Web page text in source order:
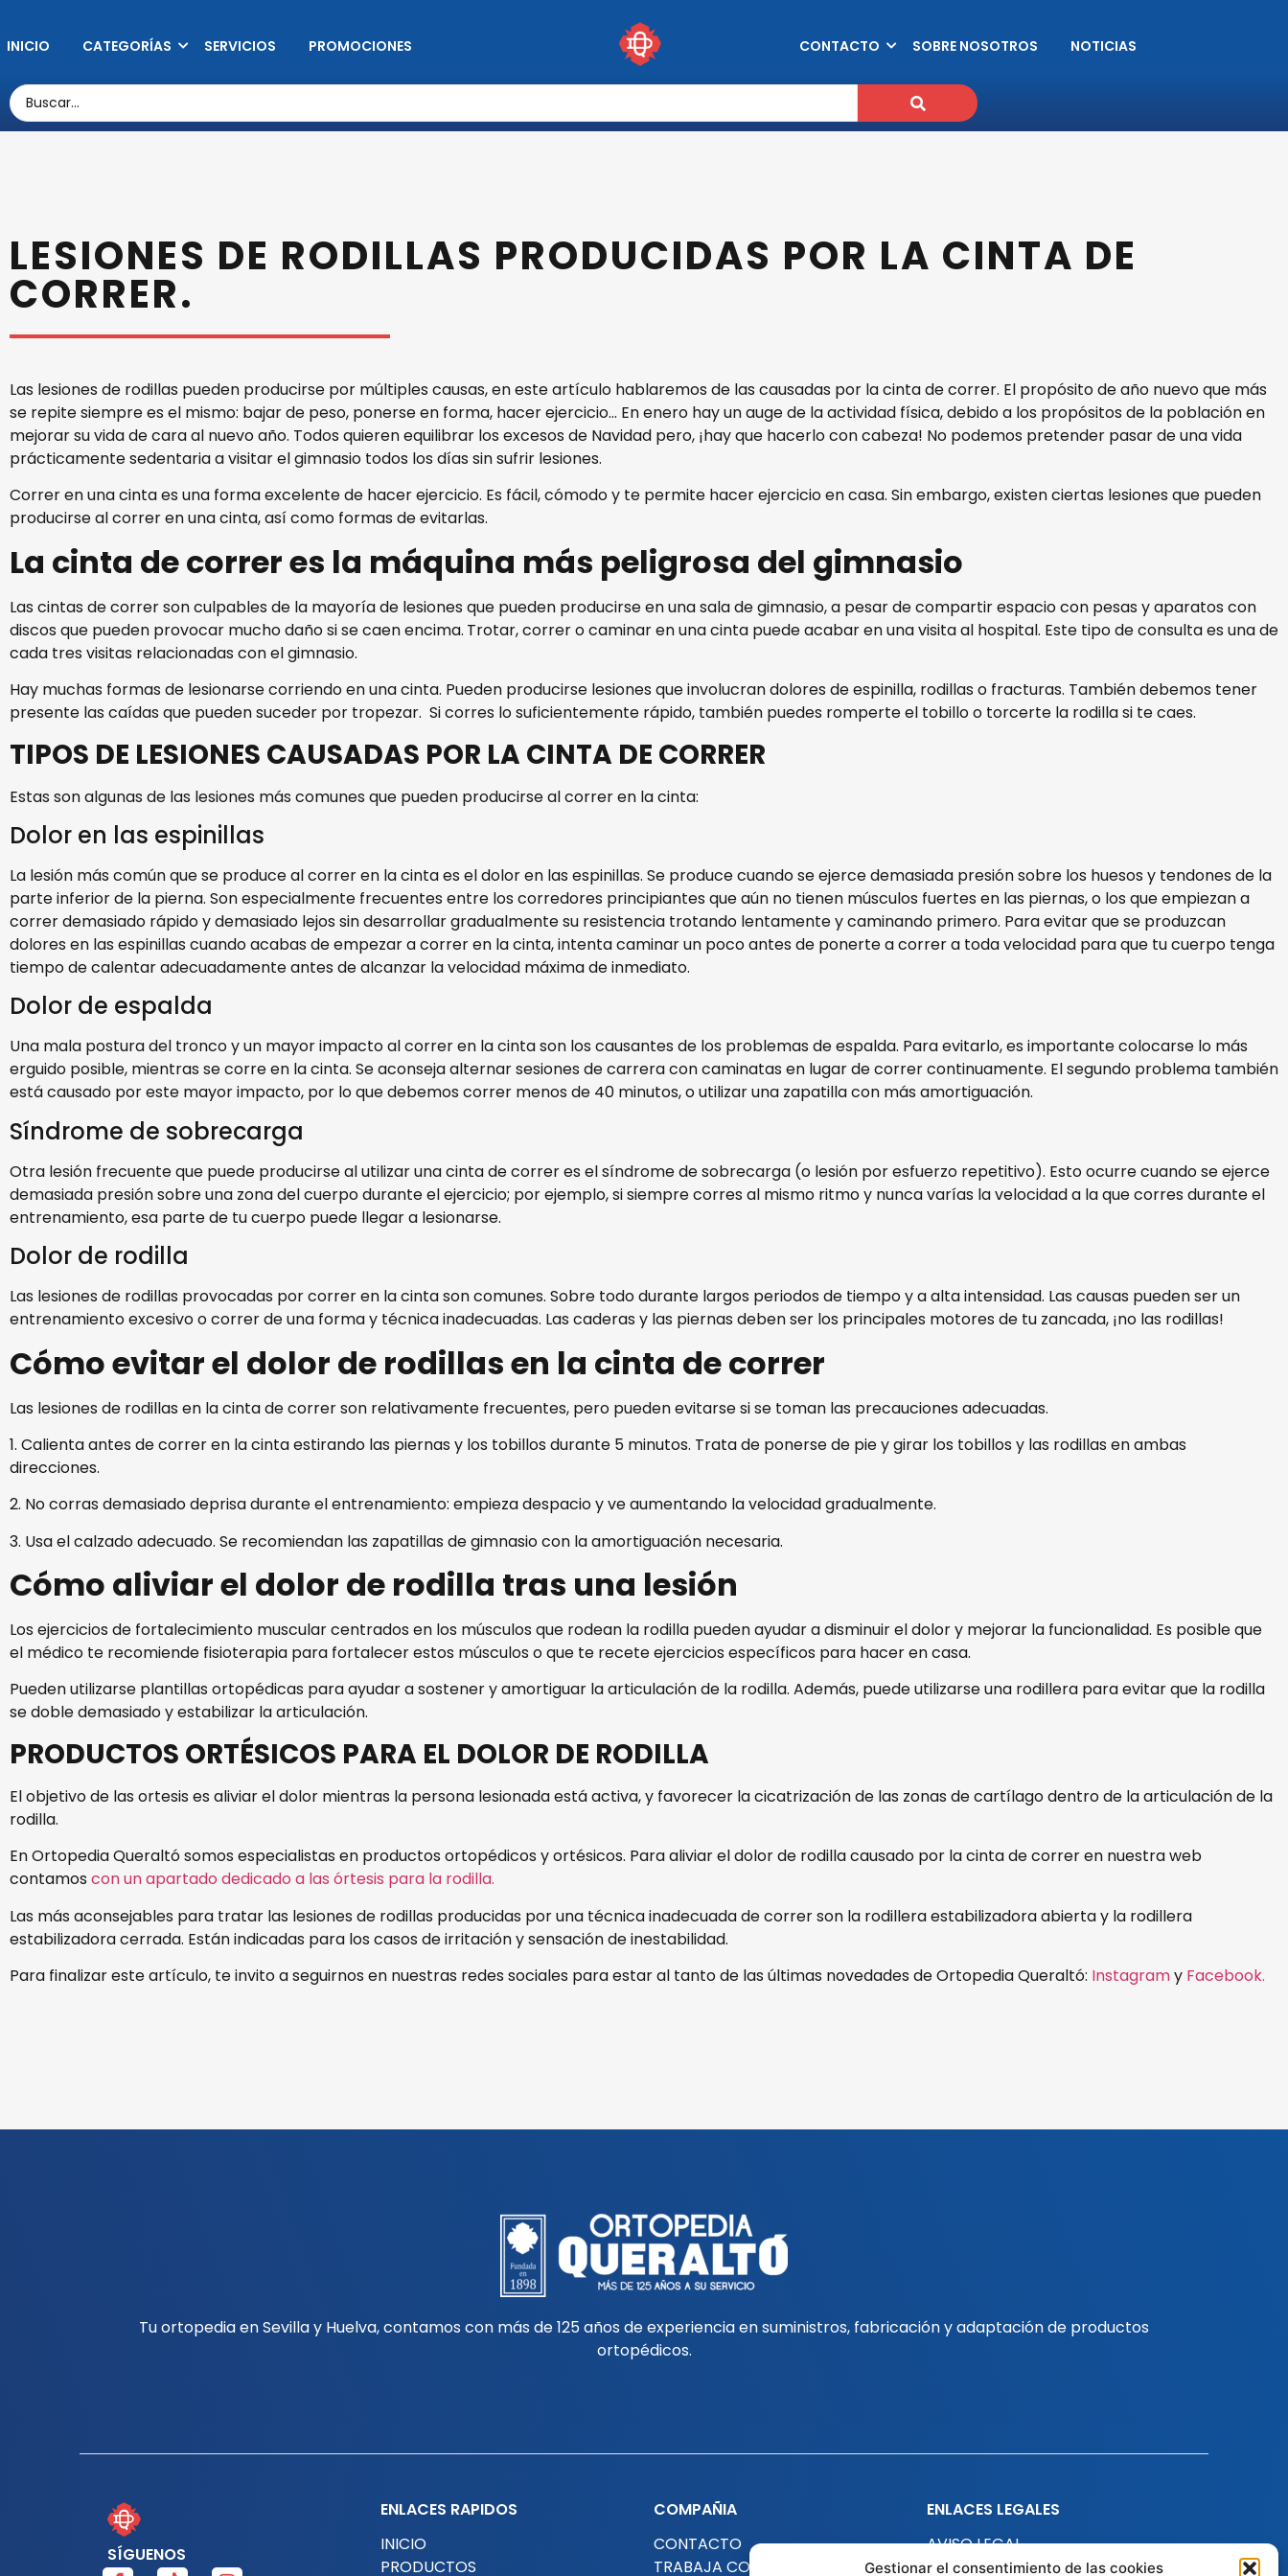
Gestionar el consentimiento de las cookies
INICIO CATEGORÍAS SERVICIOS PROMOCIONES CONTACTO SOBRE NOSOTROS NOTICIAS
LESIONES DE RODILLAS PRODUCIDAS POR LA CINTA DE
CORRER.
Las lesiones de rodillas pueden producirse por múltiples causas, en este artículo hablaremos de las causadas por la cinta de correr. El propósito de año nuevo que más
se repite siempre es el mismo: bajar de peso, ponerse en forma, hacer ejercicio… En enero hay un auge de la actividad física, debido a los propósitos de la población en
mejorar su vida de cara al nuevo año. Todos quieren equilibrar los excesos de Navidad pero, ¡hay que hacerlo con cabeza! No podemos pretender pasar de una vida
prácticamente sedentaria a visitar el gimnasio todos los días sin sufrir lesiones.
Correr en una cinta es una forma excelente de hacer ejercicio. Es fácil, cómodo y te permite hacer ejercicio en casa. Sin embargo, existen ciertas lesiones que pueden
producirse al correr en una cinta, así como formas de evitarlas.
La cinta de correr es la máquina más peligrosa del gimnasio
Las cintas de correr son culpables de la mayoría de lesiones que pueden producirse en una sala de gimnasio, a pesar de compartir espacio con pesas y aparatos con
discos que pueden provocar mucho daño si se caen encima. Trotar, correr o caminar en una cinta puede acabar en una visita al hospital. Este tipo de consulta es una de
cada tres visitas relacionadas con el gimnasio.
Hay muchas formas de lesionarse corriendo en una cinta. Pueden producirse lesiones que involucran dolores de espinilla, rodillas o fracturas. También debemos tener
presente las caídas que pueden suceder por tropezar. Si corres lo suficientemente rápido, también puedes romperte el tobillo o torcerte la rodilla si te caes.
TIPOS DE LESIONES CAUSADAS POR LA CINTA DE CORRER
Estas son algunas de las lesiones más comunes que pueden producirse al correr en la cinta:
Dolor en las espinillas
La lesión más común que se produce al correr en la cinta es el dolor en las espinillas. Se produce cuando se ejerce demasiada presión sobre los huesos y tendones de la
parte inferior de la pierna. Son especialmente frecuentes entre los corredores principiantes que aún no tienen músculos fuertes en las piernas, o los que empiezan a
correr demasiado rápido y demasiado lejos sin desarrollar gradualmente su resistencia trotando lentamente y caminando primero. Para evitar que se produzcan
dolores en las espinillas cuando acabas de empezar a correr en la cinta, intenta caminar un poco antes de ponerte a correr a toda velocidad para que tu cuerpo tenga
tiempo de calentar adecuadamente antes de alcanzar la velocidad máxima de inmediato.
Dolor de espalda
Una mala postura del tronco y un mayor impacto al correr en la cinta son los causantes de los problemas de espalda. Para evitarlo, es importante colocarse lo más
erguido posible, mientras se corre en la cinta. Se aconseja alternar sesiones de carrera con caminatas en lugar de correr continuamente. El segundo problema también
está causado por este mayor impacto, por lo que debemos correr menos de 40 minutos, o utilizar una zapatilla con más amortiguación.
Síndrome de sobrecarga
Otra lesión frecuente que puede producirse al utilizar una cinta de correr es el síndrome de sobrecarga (o lesión por esfuerzo repetitivo). Esto ocurre cuando se ejerce
demasiada presión sobre una zona del cuerpo durante el ejercicio; por ejemplo, si siempre corres al mismo ritmo y nunca varías la velocidad a la que corres durante el
entrenamiento, esa parte de tu cuerpo puede llegar a lesionarse.
Dolor de rodilla
Las lesiones de rodillas provocadas por correr en la cinta son comunes. Sobre todo durante largos periodos de tiempo y a alta intensidad. Las causas pueden ser un
entrenamiento excesivo o correr de una forma y técnica inadecuadas. Las caderas y las piernas deben ser los principales motores de tu zancada, ¡no las rodillas!
Cómo evitar el dolor de rodillas en la cinta de correr
Las lesiones de rodillas en la cinta de correr son relativamente frecuentes, pero pueden evitarse si se toman las precauciones adecuadas.
1. Calienta antes de correr en la cinta estirando las piernas y los tobillos durante 5 minutos. Trata de ponerse de pie y girar los tobillos y las rodillas en ambas
direcciones.
2. No corras demasiado deprisa durante el entrenamiento: empieza despacio y ve aumentando la velocidad gradualmente.
3. Usa el calzado adecuado. Se recomiendan las zapatillas de gimnasio con la amortiguación necesaria.
Cómo aliviar el dolor de rodilla tras una lesión
Los ejercicios de fortalecimiento muscular centrados en los músculos que rodean la rodilla pueden ayudar a disminuir el dolor y mejorar la funcionalidad. Es posible que
el médico te recomiende fisioterapia para fortalecer estos músculos o que te recete ejercicios específicos para hacer en casa.
Pueden utilizarse plantillas ortopédicas para ayudar a sostener y amortiguar la articulación de la rodilla. Además, puede utilizarse una rodillera para evitar que la rodilla
se doble demasiado y estabilizar la articulación.
PRODUCTOS ORTÉSICOS PARA EL DOLOR DE RODILLA
El objetivo de las ortesis es aliviar el dolor mientras la persona lesionada está activa, y favorecer la cicatrización de las zonas de cartílago dentro de la articulación de la
rodilla.
En Ortopedia Queraltó somos especialistas en productos ortopédicos y ortésicos. Para aliviar el dolor de rodilla causado por la cinta de correr en nuestra web
contamos con un apartado dedicado a las órtesis para la rodilla.
Las más aconsejables para tratar las lesiones de rodillas producidas por una técnica inadecuada de correr son la rodillera estabilizadora abierta y la rodillera
estabilizadora cerrada. Están indicadas para los casos de irritación y sensación de inestabilidad.
Para finalizar este artículo, te invito a seguirnos en nuestras redes sociales para estar al tanto de las últimas novedades de Ortopedia Queraltó: Instagramy Facebook.
Tu ortopedia en Sevilla y Huelva, contamos con más de 125 años de experiencia en suministros, fabricación y adaptación de productos
ortopédicos.
SÍGUENOS
ENLACES RAPIDOS
INICIO
PRODUCTOS
COMPAÑIA
CONTACTO
TRABAJA CON NOSOTROS
ENLACES LEGALES
AVISO LEGAL
POLÍTICA DE PRIVACIDAD